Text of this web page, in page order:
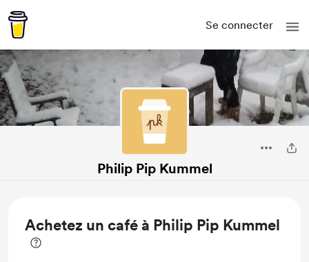
Se connecter
Philip Pip Kummel
Achetez un café à Philip Pip Kummel